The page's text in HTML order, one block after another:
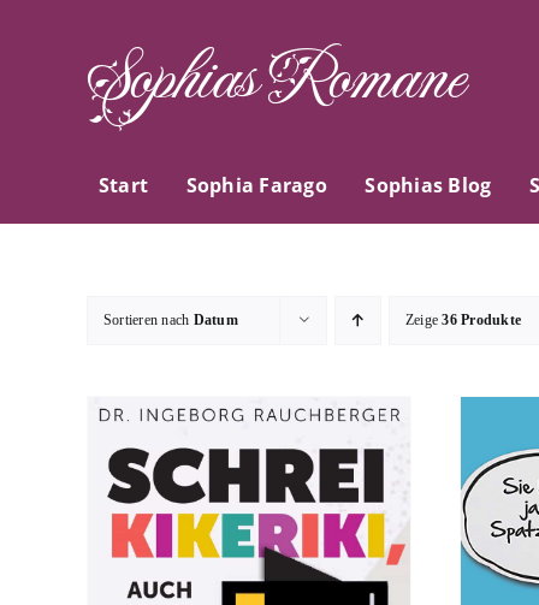
Sophias Romane
Start Sophia Farago Sophias Blog
Sortieren nach Datum Zeige36 Produkte